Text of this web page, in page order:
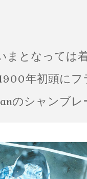
まとなっては
年初頭に
のシャンブ